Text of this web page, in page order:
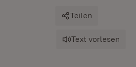
Teilen
Text vorlesen